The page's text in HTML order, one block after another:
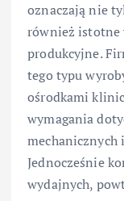
oznaczają nie
również istotne
produkcyjne.
tego typu
ośrodkami
wymagania
Jednocześnie
wydajnych,